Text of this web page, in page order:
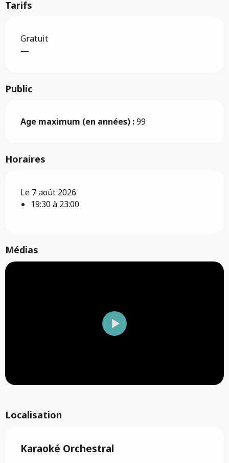
Tarifs
Gratuit
—
Public
Age maximum (en années) :99
Horaires
Le 7 août 2026
19:30 à 23:00
Médias
Localisation
Karaoké Orchestral